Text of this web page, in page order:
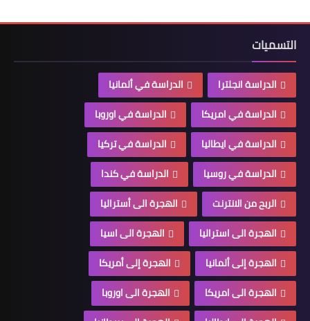
التسميات
الدراسة انجلترا
الدراسة في ألمانيا
الدراسة في امريكا
الدراسة في اوروبا
الدراسة في ايطاليا
الدراسة في تركيا
الدراسة في روسيا
الدراسة في كندا
الربح من الانترنت
الهجرة الى أستراليا
الهجرة الى استراليا
الهجرة الى اسيا
الهجرة إلى ألمانيا
الهجرة إلى أمريكا
الهجرة الى امريكا
الهجرة الى اوروبا